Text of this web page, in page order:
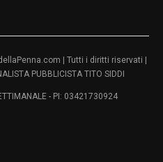
| Tutti i diritti riservati |
PUBBLICISTA TITO SIDDI
- PI: 03421730924